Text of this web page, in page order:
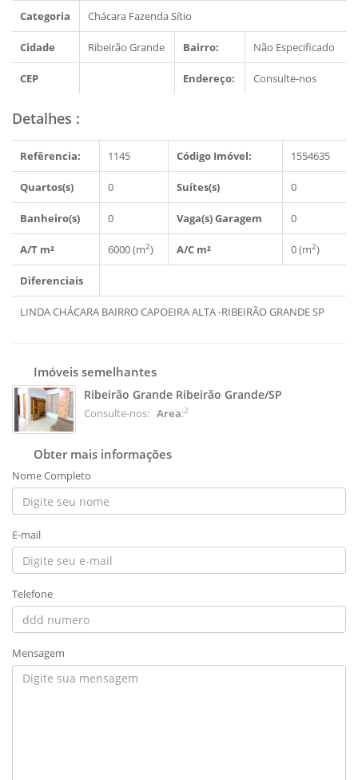
Categoria Chácara Fazenda Sítio
Cidade Ribeirão Grande Bairro: Não Especificado
CEP Endereço: Consulte-nos
Detalhes :
Refêrencia: 1145 Código Imóvel: 1554635
Quartos(s) 0 Suítes(s) 0
Banheiro(s) 0 Vaga(s) Garagem 0
A/T m² 6000 (m2) A/C m² 0 (m2)
Diferenciais
LINDA CHÁCARA BAIRRO CAPOEIRA ALTA -RIBEIRÃO GRANDE SP
Imóveis semelhantes
Ribeirão Grande Ribeirão Grande/SP
Consulte-nos: Area:2
Obter mais informações
Nome Completo
E-mail
Telefone
Mensagem